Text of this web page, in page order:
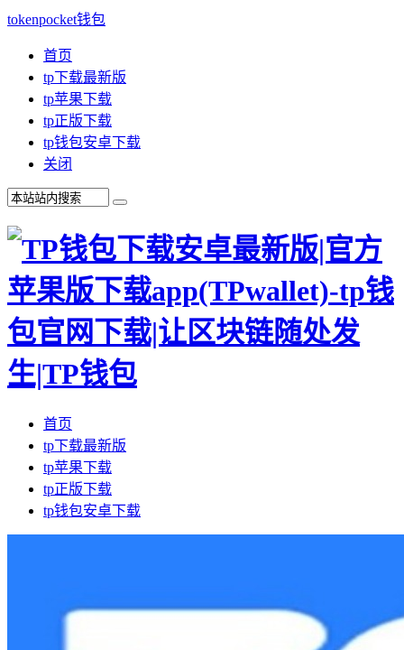
tokenpocket钱包
首页
tp下载最新版
tp苹果下载
tp正版下载
tp钱包安卓下载
关闭
首页
tp下载最新版
tp苹果下载
tp正版下载
tp钱包安卓下载